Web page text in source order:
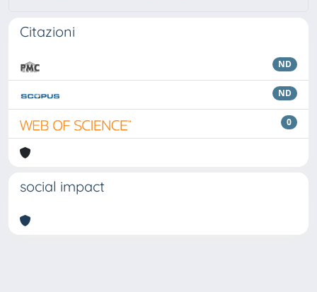
Citazioni
ND
ND
0
social impact